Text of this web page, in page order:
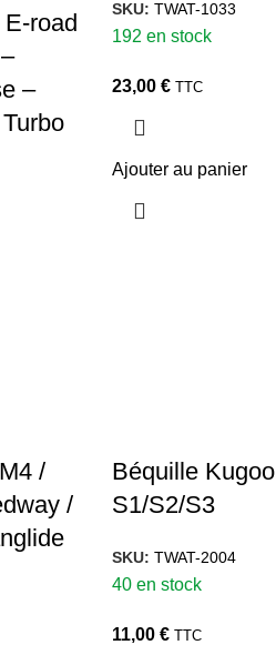
road
–
SKU: TWAT-1033
192 en stock
23,00 € TTC
Ajouter au panier
/
/
Béquille Kugoo
S1/S2/S3
SKU: TWAT-2004
40 en stock
11,00 € TTC